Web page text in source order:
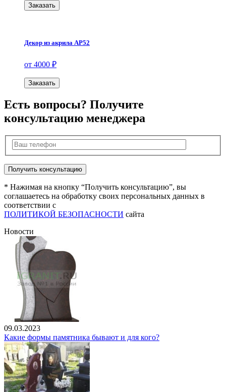
Заказать
Декор из акрила АР52
от 4000 ₽
Заказать
Есть вопросы? Получите
консультацию менеджера
* Нажимая на кнопку “Получить консультацию”, вы
соглашаетесь на обработку своих персональных данных в
соответствии с
ПОЛИТИКОЙ БЕЗОПАСНОСТИ сайта
Новости
09.03.2023
Какие формы памятника бывают и для кого?